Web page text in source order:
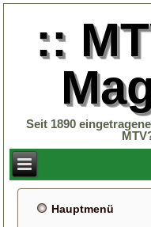
::
Seit 1890
Hauptmenü